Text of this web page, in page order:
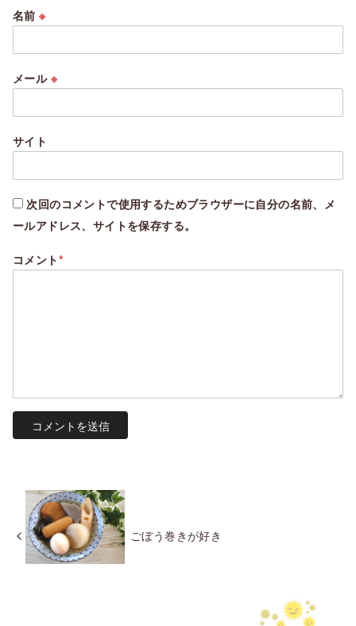
名前※
メール ※
サイト
次回のコメントで使用するためブラウザーに自分の名前、メ
ールアドレス、サイトを保存する。
コメント*
ごぼう巻きが好き